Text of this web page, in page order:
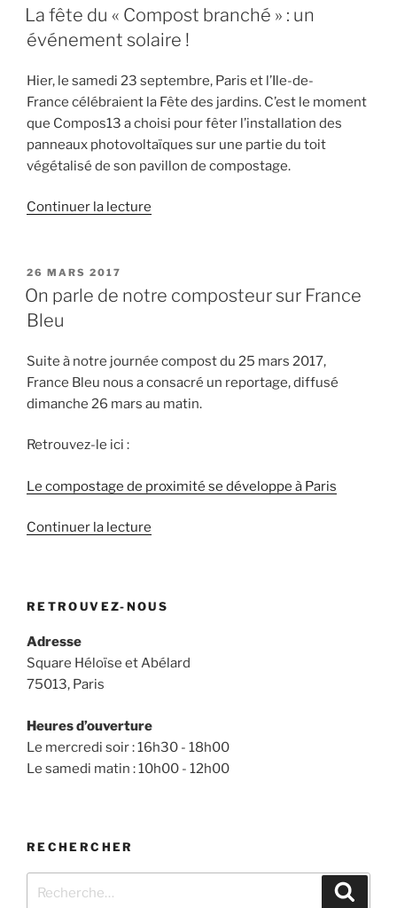
LE
La fête du « Compost branché » : un
événement solaire !
Hier, le samedi 23 septembre, Paris et l’Ile-de-
France célébraient la Fête des jardins. C’est le moment
que Compos13 a choisi pour fêter l’installation des
panneaux photovoltaïques sur une partie du toit
végétalisé de son pavillon de compostage.
Continuer la lecture
« Compost
un
événement
solaire
PUBLIÉ
LE
26 MARS 2017
On parle de notre composteur sur France
Bleu
Suite à notre journée compost du 25 mars 2017,
France Bleu nous a consacré un reportage, diffusé
dimanche 26 mars au matin.
Retrouvez-le ici :
Le compostage de proximité se développe à Paris
Continuer la lecture
notre
sur
RETROUVEZ-NOUS
Adresse
Square Héloïse et Abélard
75013, Paris
Heures d’ouverture
Le mercredi soir : 16h30 - 18h00
Le samedi matin : 10h00 - 12h00
RECHERCHER